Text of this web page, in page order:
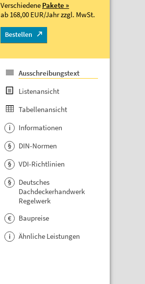
Verschiedene Pakete »
ab 168,00 EUR/Jahrzzgl. MwSt.
Bestellen
Ausschreibungstext
Listenansicht
Tabellenansicht
i Informationen
§ DIN-Normen
§ VDI-Richtlinien
§
Deutsches
Dachdeckerhandwerk
Regelwerk
€ Baupreise
i Ähnliche Leistungen